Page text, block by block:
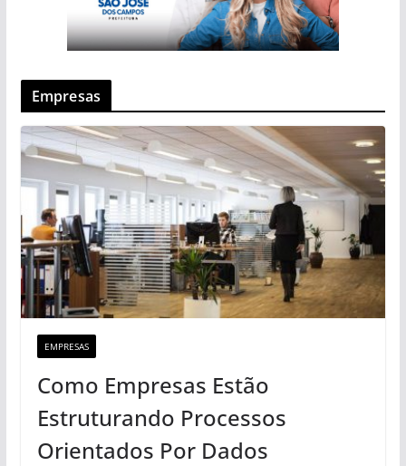
Empresas
EMPRESAS
Como Empresas Estão
Estruturando Processos
Orientados Por Dados